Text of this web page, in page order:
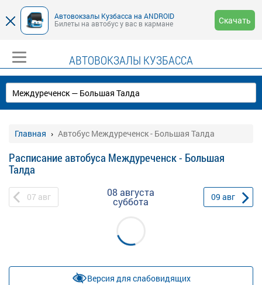
Автовокзалы Кузбасса на ANDROID
Билеты на автобус у вас в кармане
Скачать
АВТОВОКЗАЛЫ КУЗБАССА
Главная Автобус Междуреченск - Большая Талда
Расписание автобуса Междуреченск - Большая
Талда
07 авг 08 августа
суббота 09 авг
Версия для слабовидящих